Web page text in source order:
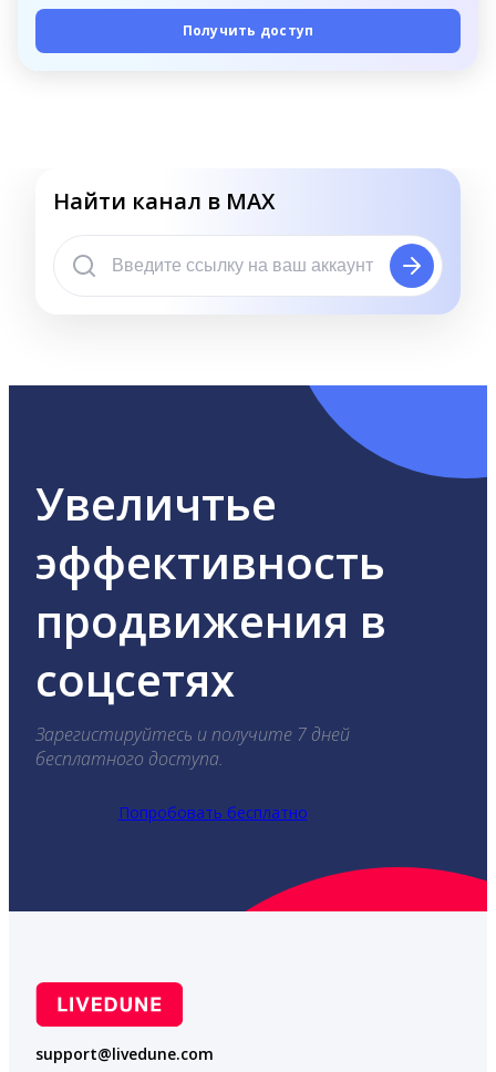
Получить доступ
Найти канал в MAX
Увеличтье
эффективность
продвижения в
соцсетях
Зарегистируйтесь и получите 7 дней
бесплатного доступа.
Попробовать бесплатно
support@livedune.com